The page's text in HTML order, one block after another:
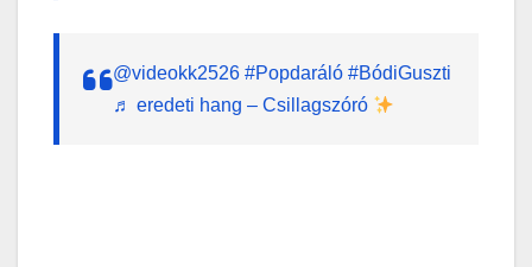
@videokk2526 #Popdaráló #BódiGuszti
♬ eredeti hang – Csillagszóró